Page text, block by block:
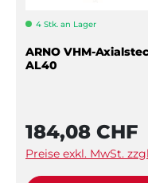
4 Stk. an Lager
ARNO VHM-
AL40
184,08 CHF
Preise exkl. MwSt.